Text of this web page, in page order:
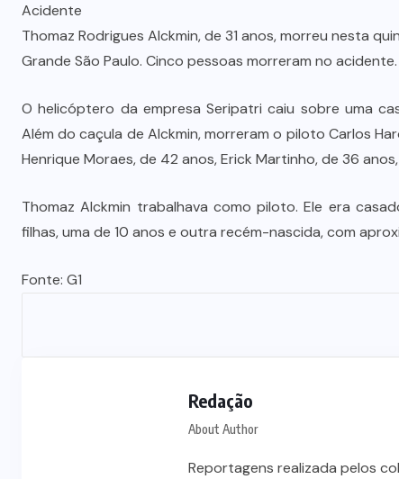
Acidente
Thomaz Rodrigues Alckmin, de 31 anos, morreu nesta
Grande São Paulo. Cinco pessoas morreram no acidente.
O helicóptero da empresa Seripatri caiu sobre uma
Além do caçula de Alckmin, morreram o piloto Carlos
Henrique Moraes, de 42 anos, Erick Martinho, de 36
Thomaz Alckmin trabalhava como piloto. Ele era
filhas, uma de 10 anos e outra recém-nascida, com
Fonte: G1
Redação
About Author
Reportagens realizada pelos
jurisprudência falsa gerada por IA
em ação trabalhista